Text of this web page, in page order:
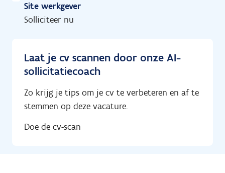
Site werkgever
Solliciteer nu
Laat je cv scannen door onze AI-
sollicitatiecoach
Zo krijg je tips om je cv te verbeteren en af te
stemmen op deze vacature.
Doe de cv-scan